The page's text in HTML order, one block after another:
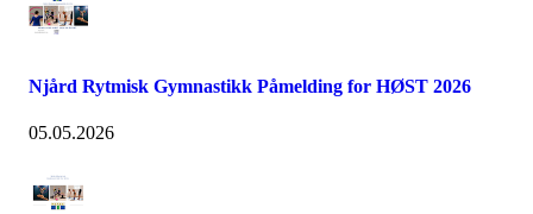
Njård Rytmisk Gymnastikk Påmelding for HØST 2026
05.05.2026